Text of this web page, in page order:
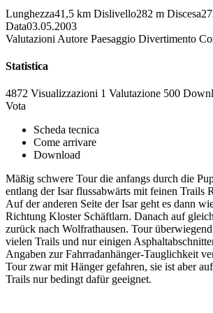
Lunghezza41,5 km Dislivello282 m Discesa
Data03.05.2003
Valutazioni Autore Paesaggio Divertimento
Statistica
4872 Visualizzazioni 1 Valutazione 500
Vota
Scheda tecnica
Come arrivare
Download
Mäßig schwere Tour die anfangs durch die
entlang der Isar flussabwärts mit feinen Trails
Auf der anderen Seite der Isar geht es dann
Richtung Kloster Schäftlarn. Danach auf
zurück nach Wolfrathausen. Tour
vielen Trails und nur einigen
Angaben zur Fahrradanhänger-Tauglichkeit
Tour zwar mit Hänger gefahren, sie ist aber
Trails nur bedingt dafür geeignet.